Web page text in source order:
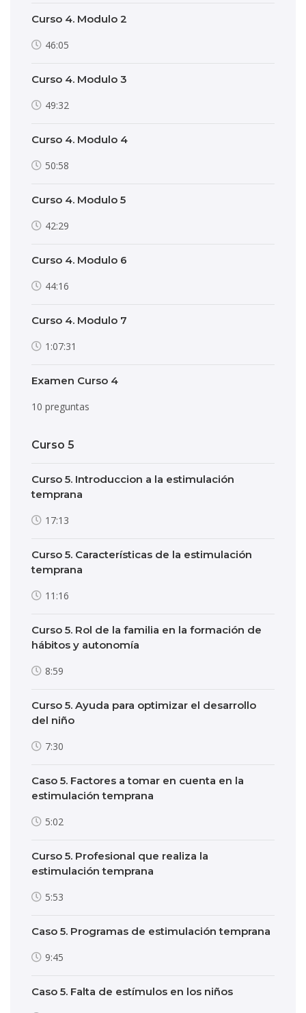
Curso 4. Modulo 2
46:05
Curso 4. Modulo 3
49:32
Curso 4. Modulo 4
50:58
Curso 4. Modulo 5
42:29
Curso 4. Modulo 6
44:16
Curso 4. Modulo 7
1:07:31
Examen Curso 4
10 preguntas
Curso 5
Curso 5. Introduccion a la estimulación
temprana
17:13
Curso 5. Características de la estimulación
temprana
11:16
Curso 5. Rol de la familia en la formación de
hábitos y autonomía
8:59
Curso 5. Ayuda para optimizar el desarrollo
del niño
7:30
Caso 5. Factores a tomar en cuenta en la
estimulación temprana
5:02
Curso 5. Profesional que realiza la
estimulación temprana
5:53
Caso 5. Programas de estimulación temprana
9:45
Caso 5. Falta de estímulos en los niños